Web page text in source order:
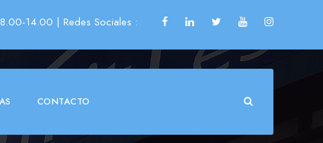
14.00 | Redes Sociales :
CONTACTO